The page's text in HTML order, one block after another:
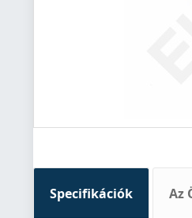
Specifikációk Az